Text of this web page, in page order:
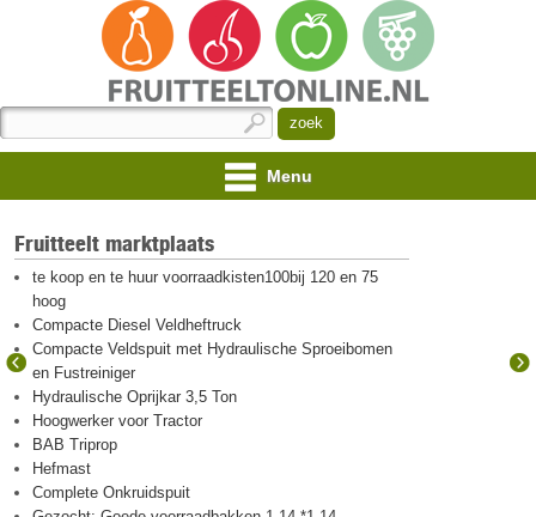
Menu
Fruitteelt marktplaats
te koop en te huur voorraadkisten100bij 120 en 75
hoog
Compacte Diesel Veldheftruck
Compacte Veldspuit met Hydraulische Sproeibomen
en Fustreiniger
Hydraulische Oprijkar 3,5 Ton
Hoogwerker voor Tractor
BAB Triprop
Hefmast
Complete Onkruidspuit